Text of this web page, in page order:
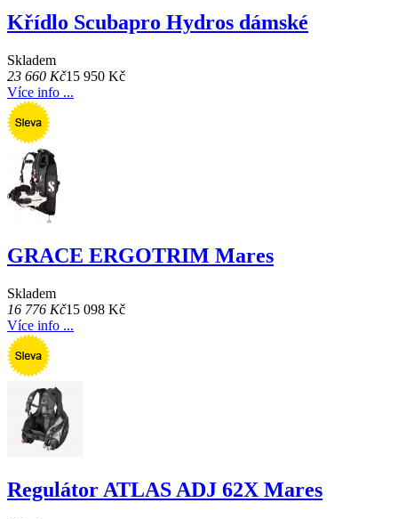
Křídlo Scubapro Hydros dámské
Skladem
23 660 Kč15 950 Kč
Více info ...
GRACE ERGOTRIM Mares
Skladem
16 776 Kč15 098 Kč
Více info ...
Regulátor ATLAS ADJ 62X Mares